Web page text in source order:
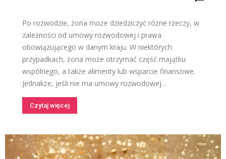
Po rozwodzie, żona może dziedziczyć różne rzeczy, w
zależności od umowy rozwodowej i prawa
obowiązującego w danym kraju. W niektórych
przypadkach, żona może otrzymać część majątku
wspólnego, a także alimenty lub wsparcie finansowe.
Jednakże, jeśli nie ma umowy rozwodowej...
Czytaj więcej